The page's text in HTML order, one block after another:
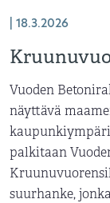
| 18.3.2026
Vuoden
näyttävä
palkitaan
suurhanke,